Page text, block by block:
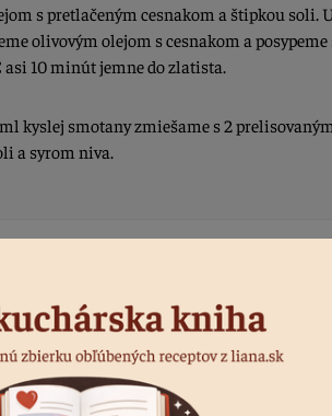
s pretlačeným cesnakom a štipkou soli.
olivovým olejom s cesnakom a posypeme
asi 10 minút jemne do zlatista.
kyslej smotany zmiešame s 2
a syrom niva.
hodnotenie.